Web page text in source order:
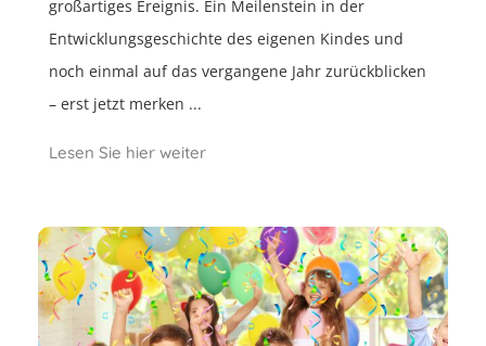
großartiges Ereignis. Ein Meilenstein in der
Entwicklungsgeschichte des eigenen Kindes und
noch einmal auf das vergangene Jahr zurückblicken
– erst jetzt merken ...
Lesen Sie hier weiter